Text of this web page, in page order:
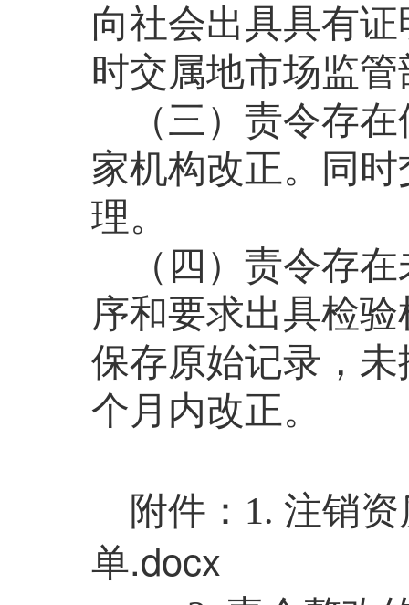
向社会出具具有
时交属地市场监
（三）责令存
家机构改正。同
理。
（四）责令存
序和要求出具检
保存原始记录，
个月内改正。
附件： 1. 注销
单.docx